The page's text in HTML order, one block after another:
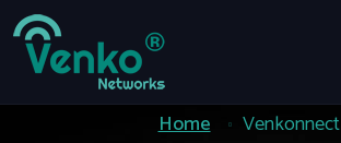
Home Venkonnect